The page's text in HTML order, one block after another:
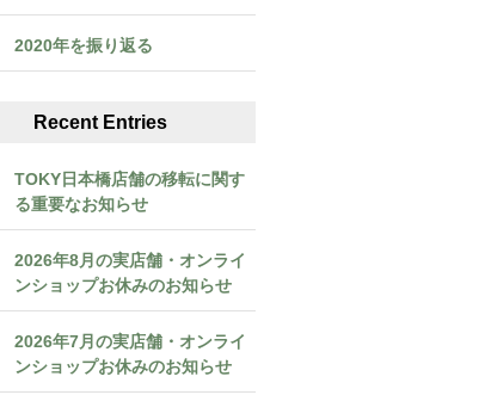
2020年を振り返る
Recent Entries
TOKY日本橋店舗の移転に関す
る重要なお知らせ
2026年8月の実店舗・オンライ
ンショップお休みのお知らせ
2026年7月の実店舗・オンライ
ンショップお休みのお知らせ